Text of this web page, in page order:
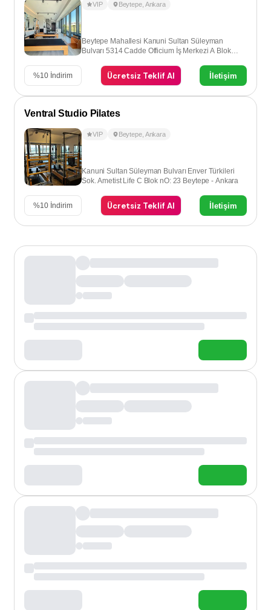
VIP Beytepe, Ankara
Beytepe Mahallesi Kanuni Sultan Süleyman
Bulvarı 5314 Cadde Officium İş Merkezi A Blok
%10 İndirim Ücretsiz Teklif Al İletişim
Ventral Studio Pilates
VIP Beytepe, Ankara
Kanuni Sultan Süleyman Bulvarı Enver Türkileri
Sok. Ametist Life C Blok nO: 23 Beytepe - Ankara
%10 İndirim Ücretsiz Teklif Al İletişim